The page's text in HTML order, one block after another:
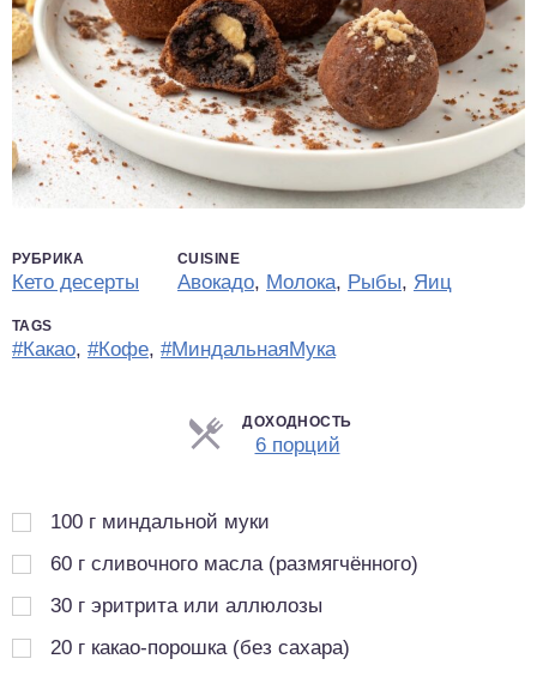
РУБРИКА
Кето десерты
CUISINE
Авокадо, Молока, Рыбы, Яиц
TAGS
#Какао, #Кофе, #МиндальнаяМука
ДОХОДНОСТЬ
6 порцийПорции
100 г миндальной муки
60 г сливочного масла (размягчённого)
30 г эритрита или аллюлозы
20 г какао-порошка (без сахара)